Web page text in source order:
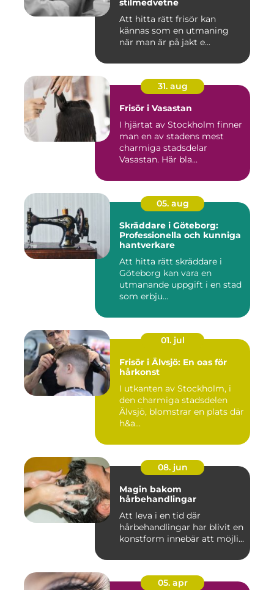
Att hitta rätt frisör kan
kännas som en utmaning
när man är på jakt e...
31. aug
Frisör i Vasastan
I hjärtat av Stockholm finner
man en av stadens mest
charmiga stadsdelar
Vasastan. Här bla...
05. aug
Skräddare i Göteborg:
Professionella och kunniga
hantverkare
Att hitta rätt skräddare i
Göteborg kan vara en
utmanande uppgift i en stad
som erbju...
01. jul
Frisör i Älvsjö: En oas för
hårkonst
I utkanten av Stockholm, i
den charmiga stadsdelen
Älvsjö, blomstrar en plats där
h&a...
08. jun
Magin bakom
hårbehandlingar
Att leva i en tid där
hårbehandlingar har blivit en
konstform innebär att möjli...
05. apr